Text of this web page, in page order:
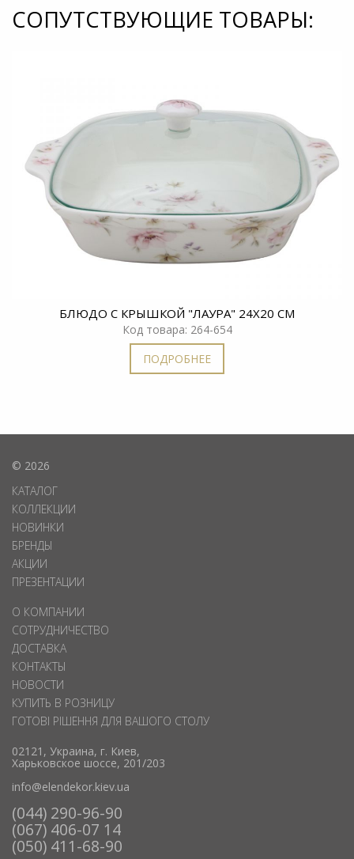
СОПУТСТВУЮЩИЕ ТОВАРЫ:
БЛЮДО С КРЫШКОЙ "ЛАУРА" 24Х20 СМ
Код товара: 264-654
ПОДРОБНЕЕ
© 2026
КАТАЛОГ
КОЛЛЕКЦИИ
НОВИНКИ
БРЕНДЫ
АКЦИИ
ПРЕЗЕНТАЦИИ
О КОМПАНИИ
СОТРУДНИЧЕСТВО
ДОСТАВКА
КОНТАКТЫ
НОВОСТИ
КУПИТЬ В РОЗНИЦУ
ГОТОВІ РІШЕННЯ ДЛЯ ВАШОГО СТОЛУ
02121, Украина, г. Киев,
Харьковское шоссе, 201/203
info@elendekor.kiev.ua
(044) 290-96-90
(067) 406-07 14
(050) 411-68-90